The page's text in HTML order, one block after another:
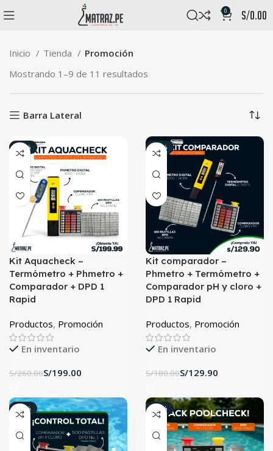
0 s/0.00
Inicio Tienda
Promoción
Mostrando 1–9 de 11 resultados
Barra Lateral
-23%
Kit Aquacheck –
Termómetro + Phmetro +
Comparador + DPD 1
Rapid
Productos, Promoción
En inventario
S/260.00S/199.00
-28%
Kit comparador –
Phmetro + Termómetro +
Comparador pH y cloro +
DPD 1 Rapid
Productos, Promoción
En inventario
S/180.00S/129.90
-25% -43%